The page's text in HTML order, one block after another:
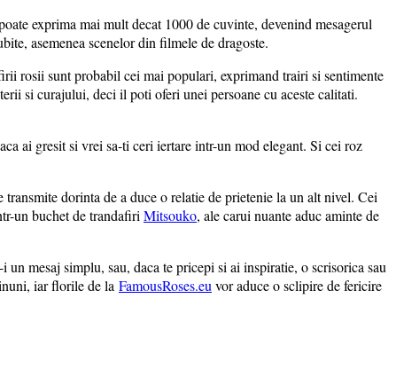
exprima mai mult decat 1000 de cuvinte, devenind mesagerul
asemenea scenelor din filmele de dragoste.
rosii sunt probabil cei mai populari, exprimand trairi si sentimente
si curajului, deci il poti oferi unei persoane cu aceste calitati.
ai gresit si vrei sa-ti ceri iertare intr-un mod elegant. Si cei roz
dorinta de a duce o relatie de prietenie la un alt nivel. Cei
un buchet de trandafiriMitsouko, ale carui nuante aduc aminte de
mesaj simplu, sau, daca te pricepi si ai inspiratie, o scrisorica sau
iar florile de la FamousRoses.euvor aduce o sclipire de fericire